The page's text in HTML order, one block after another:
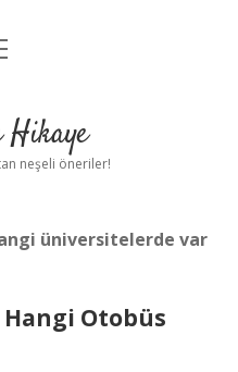
Hikaye
neşeli öneriler!
üniversitelerde var
Otobüs